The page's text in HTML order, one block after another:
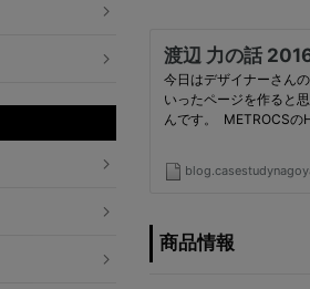
商品情報